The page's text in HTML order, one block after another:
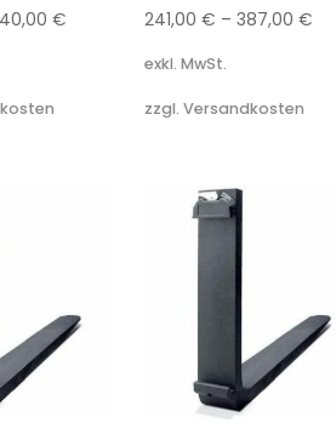
€
241,00 € – 387,00 €
exkl. MwSt.
zzgl. Versandkosten